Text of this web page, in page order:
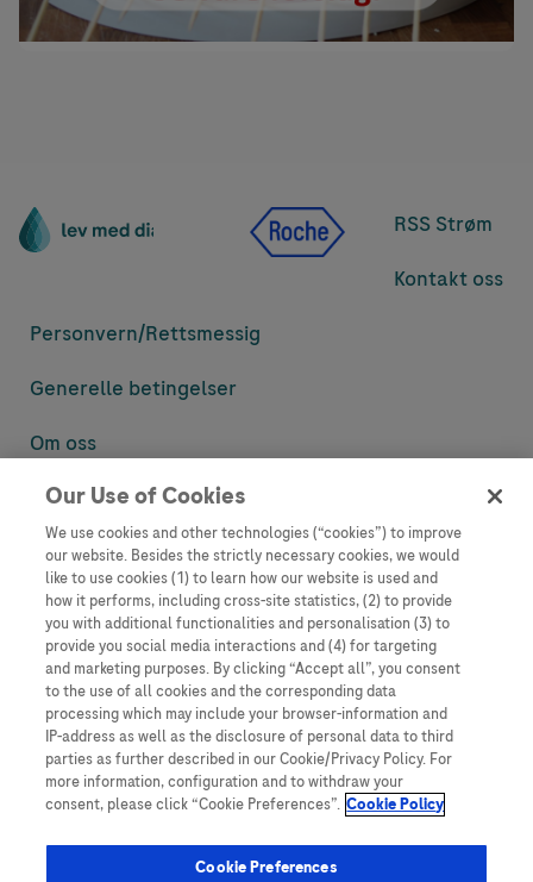
RSS Strøm
Kontakt oss
Personvern/Rettsmessig
Generelle betingelser
Om oss
Denne nettsiden inneholder informasjon som er målsatt til en stor
informasjon som ellers ikke er tilgjengelig eller gyldig i ditt land.
Vennligst vær oppmerksom på at vi ikke tar noe ansvar for tilgang til
informasjon som muligens ikke er i samsvar med noen gyldig juridisk
prosess, regulering, registrering eller bruk i bostedslandet ditt.
Roche har ikke alltid mulighet til å kvalitetssikre andres innlegg, men
vil fjerne villedende eller upassende innlegg så langt det lar seg gjøre.
Vi har ikke ansvar for innhold på eksterne nettsider som det lenkes til.
Kopiering av materiale fra dette nettstedet for bruk annet sted er ikke
tillatt uten avtale. Nettstedet selger plass til annonsører, og slikt
innhold er merket.
Dette nettstedet er ikke beregnet for å rapportere bivirkninger eller
hendelse, se www.accu-chek.no.
Our Use of Cookies
We use cookies and other technologies (“cookies”) to improve
our website. Besides the strictly necessary cookies, we would
like to use cookies (1) to learn how our website is used and
how it performs, including cross-site statistics, (2) to provide
you with additional functionalities and personalisation (3) to
provide you social media interactions and (4) for targeting
and marketing purposes. By clicking “Accept all”, you consent
to the use of all cookies and the corresponding data
processing which may include your browser-information and
IP-address as well as the disclosure of personal data to third
parties as further described in our Cookie/Privacy Policy. For
more information, configuration and to withdraw your
consent, please click “Cookie Preferences”. Cookie Policy
Cookie Preferences